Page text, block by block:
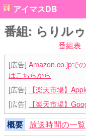
アイマスDB
番組: らりル
番組表
[広告] Amazon.co.jpで
はこちらから
[広告]
【楽天市場】
[広告]
【楽天市場】
概要 放送時間の一覧